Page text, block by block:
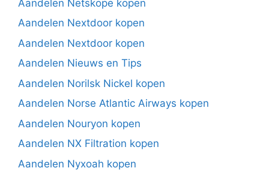
Aandelen Netskope kopen
Aandelen Nextdoor kopen
Aandelen Nextdoor kopen
Aandelen Nieuws en Tips
Aandelen Norilsk Nickel kopen
Aandelen Norse Atlantic Airways kopen
Aandelen Nouryon kopen
Aandelen NX Filtration kopen
Aandelen Nyxoah kopen